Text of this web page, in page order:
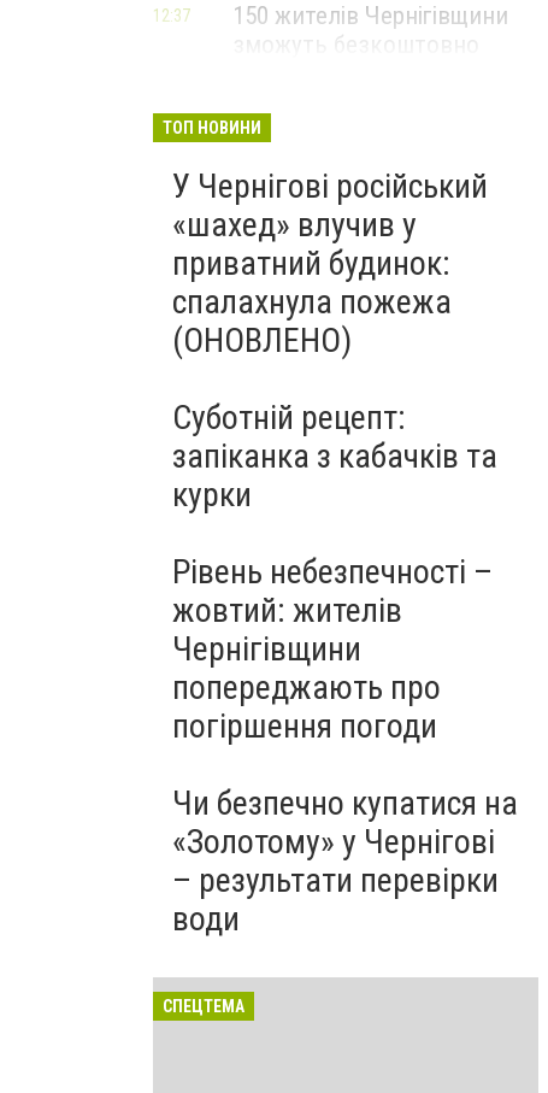
150 жителів Чернігівщини
зможуть безкоштовно
12:37
ТОП НОВИНИ
У Чернігові російський
«шахед» влучив у
приватний будинок:
спалахнула пожежа
(ОНОВЛЕНО)
Суботній рецепт:
запіканка з кабачків та
курки
Рівень небезпечності –
жовтий: жителів
Чернігівщини
попереджають про
погіршення погоди
Чи безпечно купатися на
«Золотому» у Чернігові
– результати перевірки
води
СПЕЦТЕМА